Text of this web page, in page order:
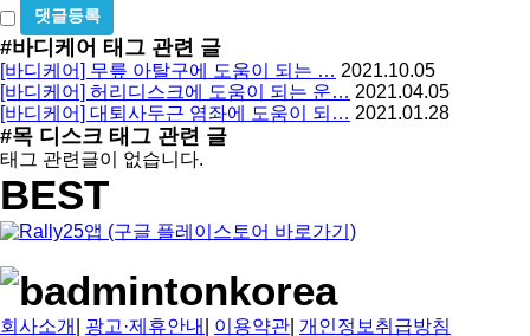
방
지
비
밀
글
사
용
#바디케어 태그 관련 글
[바디케어] 무릎 아탈구에 도움이 되는 … 2021.10.05
[바디케어] 허리디스크에 도움이 되는 운… 2021.04.05
[바디케어] 대퇴사두근 염좌에 도움이 되… 2021.01.28
#목 디스크 태그 관련 글
태그 관련글이 없습니다.
BEST
회사소개 광고·제휴안내 이용약관 개인정보취급방침